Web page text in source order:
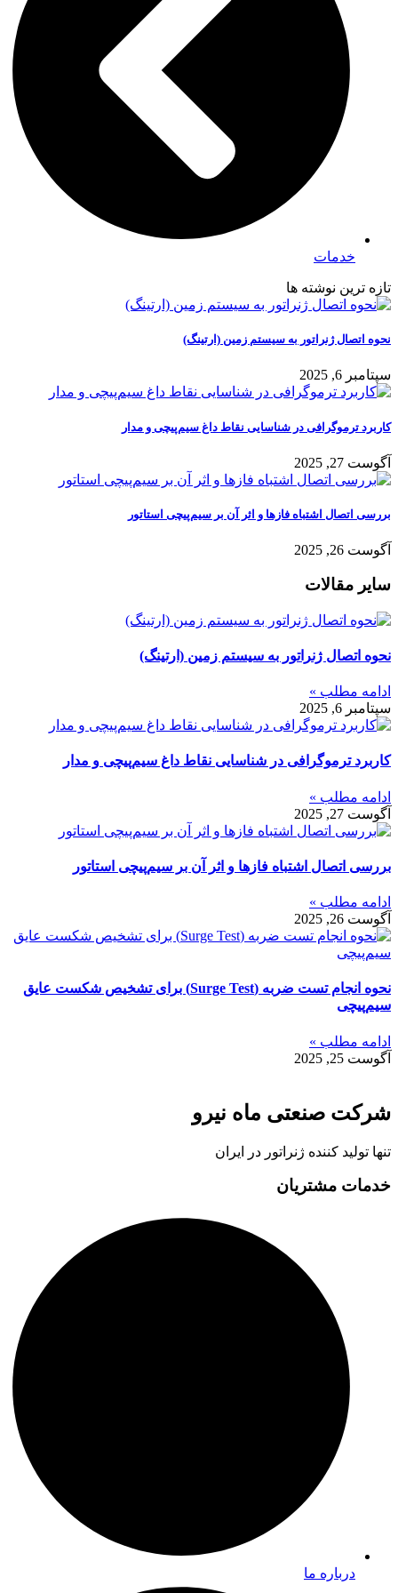
خدمات
تازه ترین نوشته ها
نحوه اتصال ژنراتور به سیستم زمین (ارتینگ)
سپتامبر 6, 2025
کاربرد ترموگرافی در شناسایی نقاط داغ سیم‌پیچی و مدار
آگوست 27, 2025
بررسی اتصال اشتباه فازها و اثر آن بر سیم‌پیچی استاتور
آگوست 26, 2025
سایر مقالات
نحوه اتصال ژنراتور به سیستم زمین (ارتینگ)
ادامه مطلب »
سپتامبر 6, 2025
کاربرد ترموگرافی در شناسایی نقاط داغ سیم‌پیچی و مدار
ادامه مطلب »
آگوست 27, 2025
بررسی اتصال اشتباه فازها و اثر آن بر سیم‌پیچی استاتور
ادامه مطلب »
آگوست 26, 2025
نحوه انجام تست ضربه (Surge Test) برای تشخیص شکست عایق
سیم‌پیچی
ادامه مطلب »
آگوست 25, 2025
شرکت صنعتی ماه نیرو
تنها تولید کننده ژنراتور در ایران
خدمات مشتریان
درباره ما